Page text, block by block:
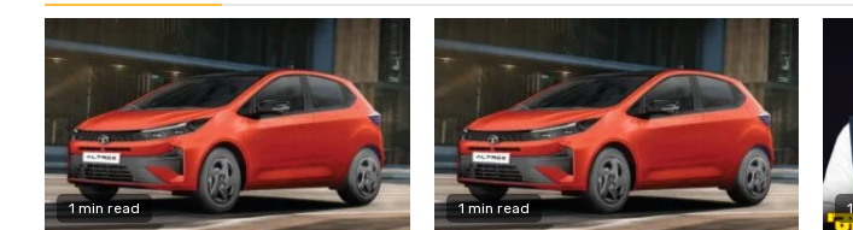
1 min read 1 min read